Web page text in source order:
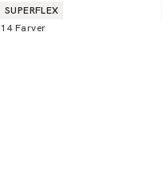
Produkt egenskaber
SUPERFLEX
14 Farver